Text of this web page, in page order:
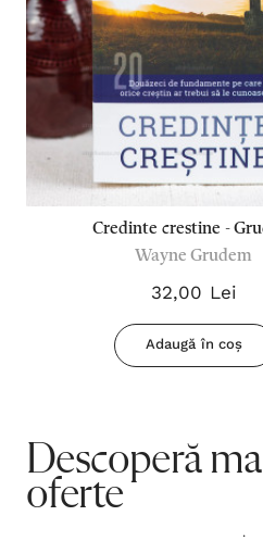
Credinte crestine -
Wayne Grudem
32,00 Lei
Adaugă în coș
Descoperă
oferte
.